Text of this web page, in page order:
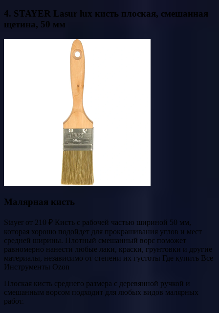
4. STAYER Lasur lux кисть плоская, смешанная
щетина, 50 мм
Малярная кисть
Stayer от 210 ₽ Кисть с рабочей частью шириной 50 мм,
которая хорошо подойдет для прокрашивания углов и мест
средней ширины. Плотный смешанный ворс поможет
равномерно нанести любые лаки, краски, грунтовки и другие
материалы, независимо от степени их густоты Где купить Все
Инструменты Ozon
Плоская кисть среднего размера с деревянной ручкой и
смешанным ворсом подходит для любых видов малярных
работ.